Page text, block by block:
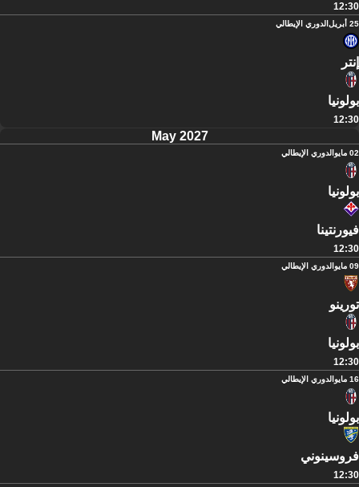
12:30
25 أبريل الدوري الإيطالي
إنتر
بولونيا
12:30
May 2027
02 مايو الدوري الإيطالي
بولونيا
فيورنتينا
12:30
09 مايو الدوري الإيطالي
تورينو
بولونيا
12:30
16 مايو الدوري الإيطالي
بولونيا
فروسينوني
12:30